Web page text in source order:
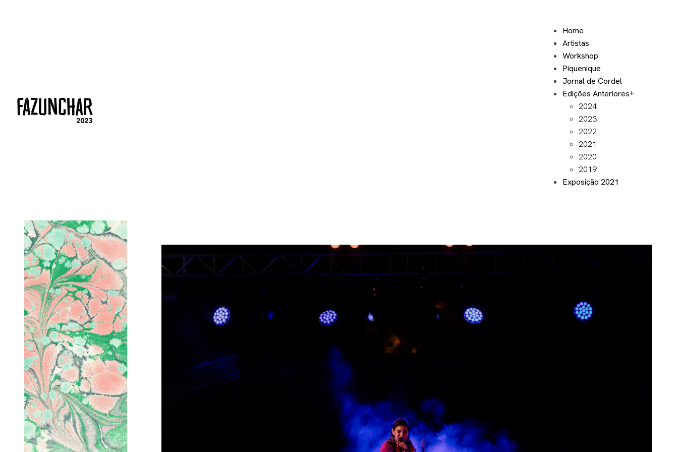
Home
Artistas
Workshop
Piquenique
Jornal de Cordel
Edições Anteriores
2024
2023
2022
2021
2020
2019
Exposição 2021